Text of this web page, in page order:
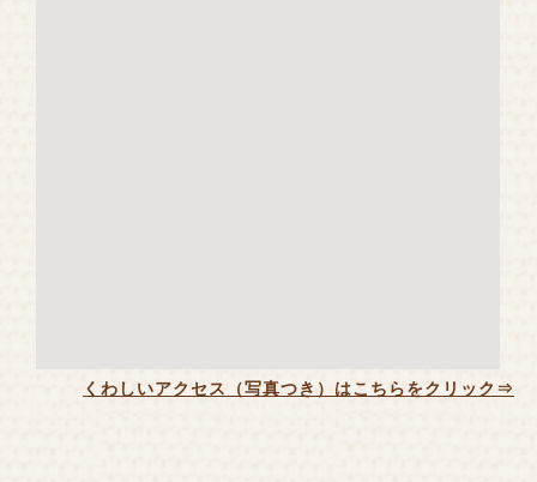
くわしいアクセス（写真つき）はこちらをクリック⇒